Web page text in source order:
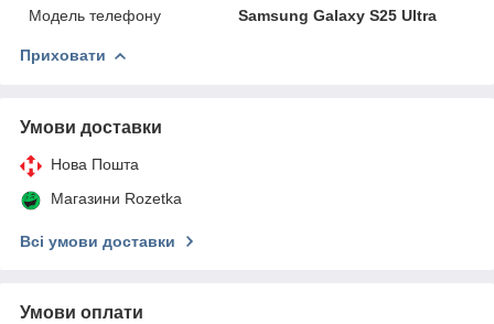
Модель телефону
Samsung Galaxy S25 Ultra
Приховати
Умови доставки
Нова Пошта
Магазини Rozetka
Всі умови доставки
Умови оплати